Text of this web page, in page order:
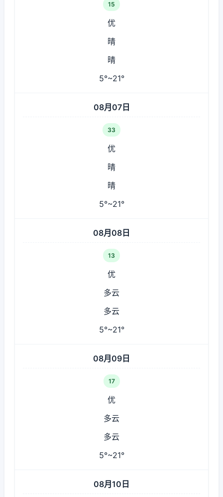
15
优
晴
晴
5°~21°
08月07日
33
优
晴
晴
5°~21°
08月08日
13
优
多云
多云
5°~21°
08月09日
17
优
多云
多云
5°~21°
08月10日